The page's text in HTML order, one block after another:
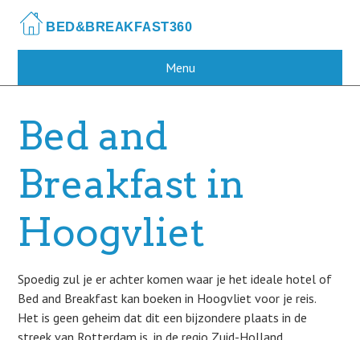
main
Menu
Bed and
Breakfast in
Hoogvliet
Spoedig zul je er achter komen waar je het ideale hotel of
Bed and Breakfast kan boeken in Hoogvliet voor je reis.
Het is geen geheim dat dit een bijzondere plaats in de
streek van Rotterdam is, in de regio Zuid-Holland.